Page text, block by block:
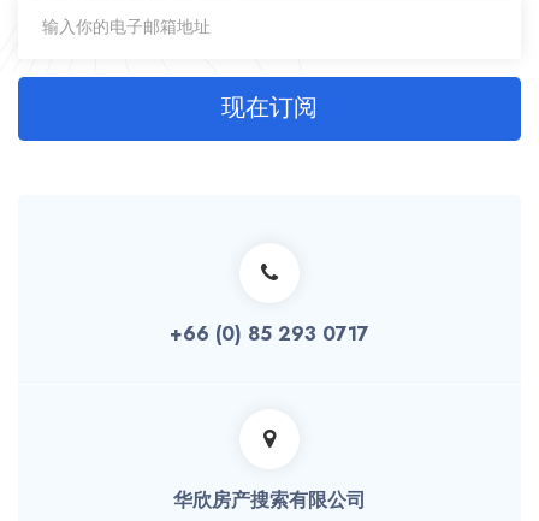
现在订阅
+66 (0) 85 293 0717
华欣房产搜索有限公司